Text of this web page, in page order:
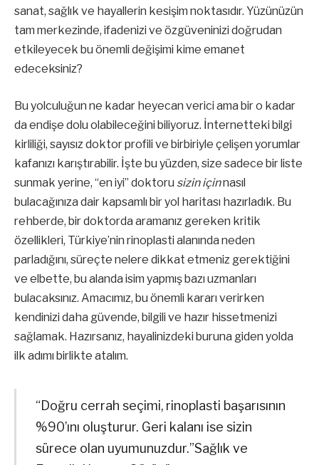
sanat, sağlık ve hayallerin kesişim noktasıdır. Yüzünüzün
tam merkezinde, ifadenizi ve özgüveninizi doğrudan
etkileyecek bu önemli değişimi kime emanet
edeceksiniz?
Bu yolculuğun ne kadar heyecan verici ama bir o kadar
da endişe dolu olabileceğini biliyoruz. İnternetteki bilgi
kirliliği, sayısız doktor profili ve birbiriyle çelişen yorumlar
kafanızı karıştırabilir. İşte bu yüzden, size sadece bir liste
sunmak yerine, “en iyi” doktoru sizin içinnasıl
bulacağınıza dair kapsamlı bir yol haritası hazırladık. Bu
rehberde, bir doktorda aramanız gereken kritik
özellikleri, Türkiye’nin rinoplasti alanında neden
parladığını, süreçte nelere dikkat etmeniz gerektiğini
ve elbette, bu alanda isim yapmış bazı uzmanları
bulacaksınız. Amacımız, bu önemli kararı verirken
kendinizi daha güvende, bilgili ve hazır hissetmenizi
sağlamak. Hazırsanız, hayalinizdeki buruna giden yolda
ilk adımı birlikte atalım.
“Doğru cerrah seçimi, rinoplasti başarısının
%90’ını oluşturur. Geri kalanı ise sizin
sürece olan uyumunuzdur.”Sağlık ve